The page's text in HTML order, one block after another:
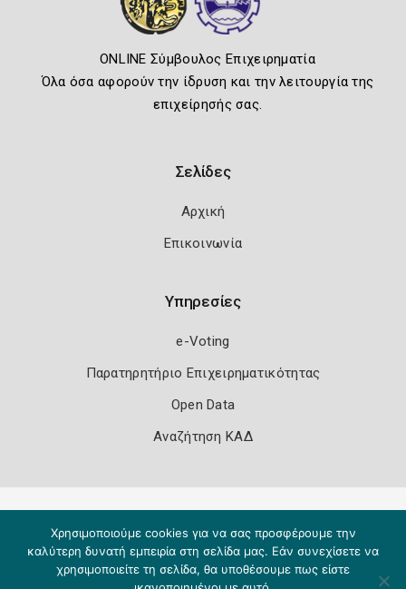
ONLINE Σύμβουλος Επιχειρηματία
Όλα όσα αφορούν την ίδρυση και την λειτουργία της
επιχείρησής σας.
Σελίδες
Αρχική
Επικοινωνία
Υπηρεσίες
e-Voting
Παρατηρητήριο Επιχειρηματικότητας
Open Data
Αναζήτηση ΚΑΔ
Χρησιμοποιούμε cookies για να σας προσφέρουμε την
καλύτερη δυνατή εμπειρία στη σελίδα μας. Εάν συνεχίσετε να
χρησιμοποιείτε τη σελίδα, θα υποθέσουμε πως είστε
Copyright 2026 Knowledge A.E.